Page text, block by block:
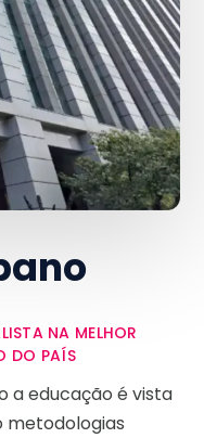
NA MELHOR
DO PAÍS
a educação é vista
metodologias